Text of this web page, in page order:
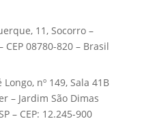
11, Socorro –
CEP 08780-820 – Brasil
nº 149, Sala 41B
– Jardim São Dimas
– CEP: 12.245-900